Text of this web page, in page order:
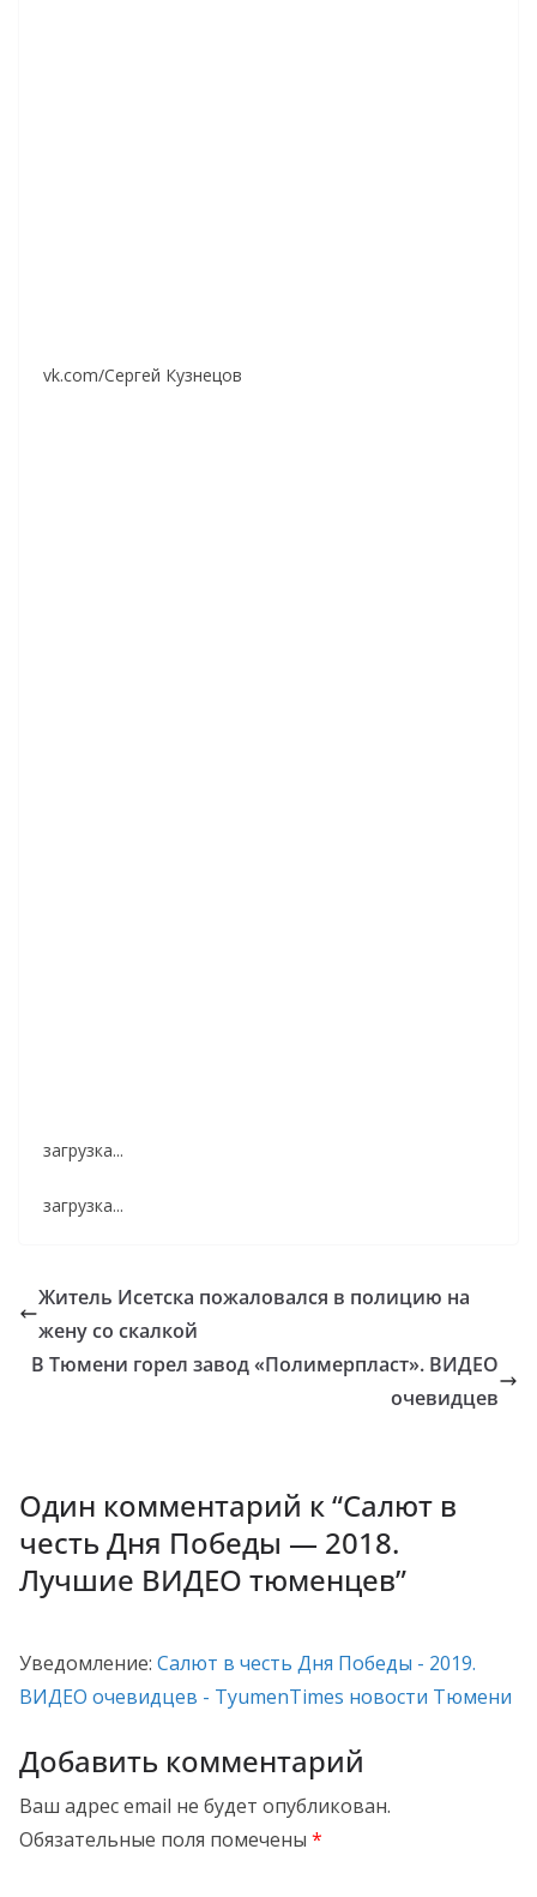
vk.com/Сергей Кузнецов
загрузка...
загрузка...
Житель Исетска пожаловался в полицию на
жену со скалкой
В Тюмени горел завод «Полимерпласт». ВИДЕО
очевидцев
Один комментарий к “Салют в
честь Дня Победы — 2018.
Лучшие ВИДЕО тюменцев”
Уведомление: Салют в честь Дня Победы - 2019.
ВИДЕО очевидцев - TyumenTimes новости Тюмени
Добавить комментарий
Ваш адрес email не будет опубликован.
Обязательные поля помечены *